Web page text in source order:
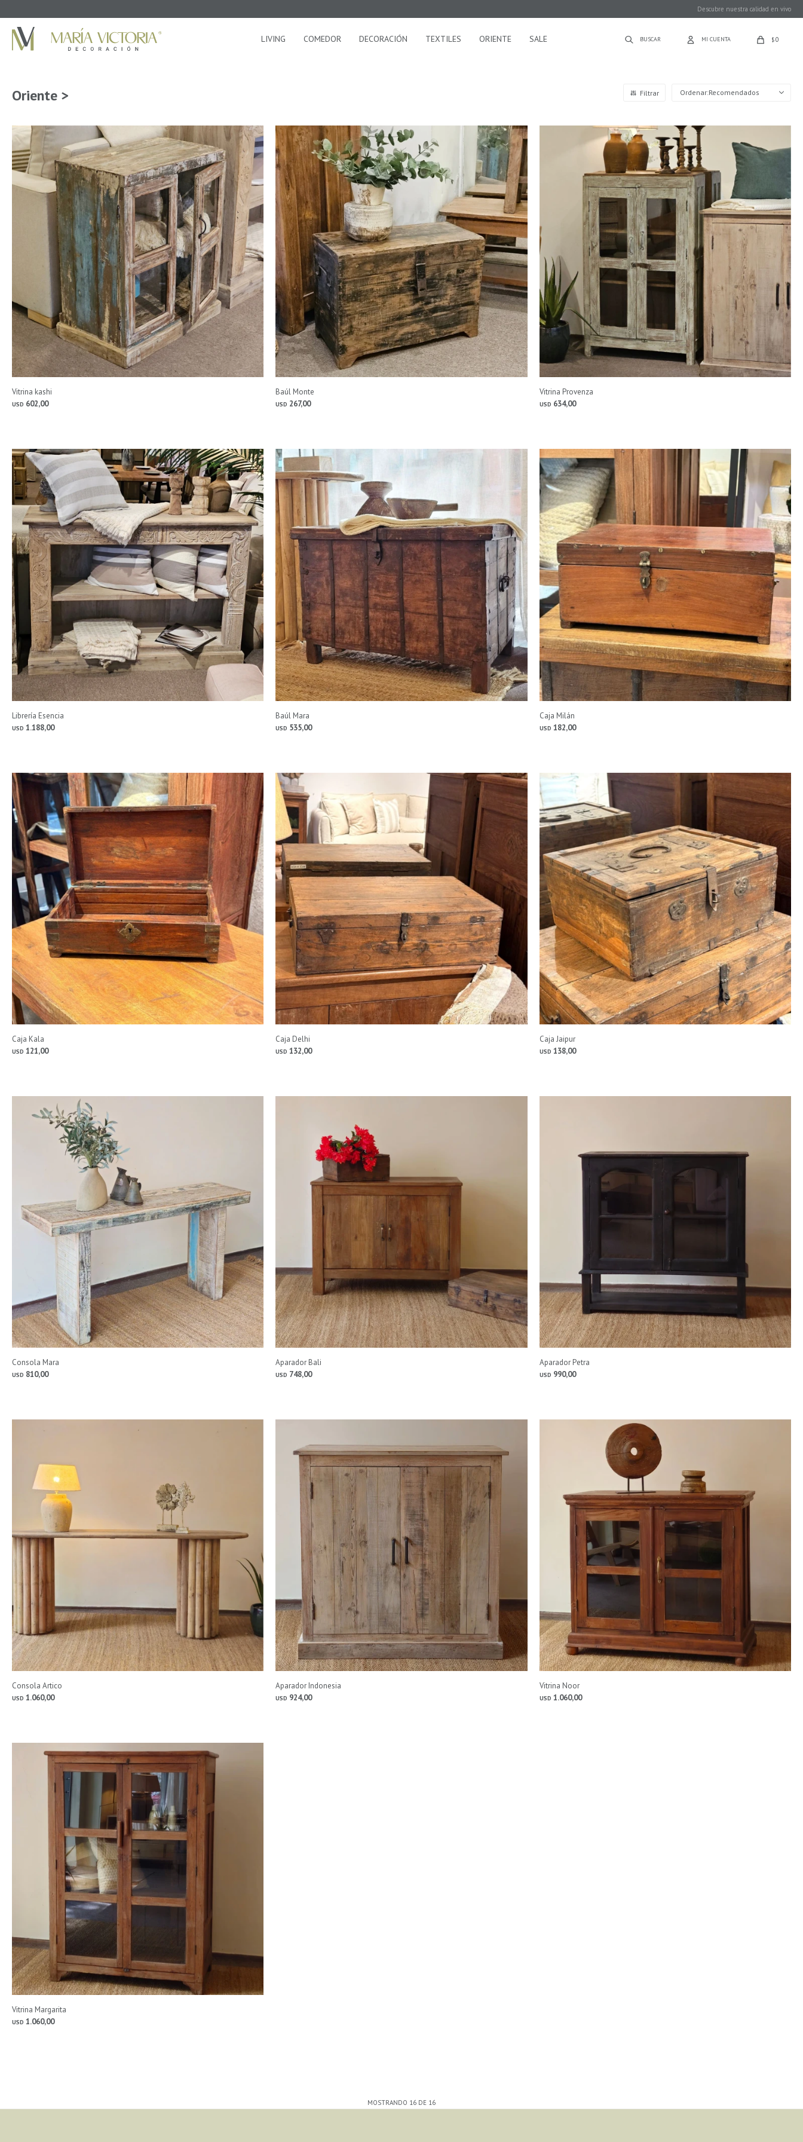
LIVING COMEDOR DECORACIÓN TEXTILES ORIENTE SALE $0
Descubre nuestra calidad en vivo
Oriente > Recomendados
Vitrina kashi
USD 602,00
Baúl Monte
USD 267,00
Vitrina Provenza
USD 634,00
Librería Esencia
USD 1.188,00
Baúl Mara
USD 535,00
Caja Milán
USD 182,00
Caja Kala
USD 121,00
Caja Delhi
USD 132,00
Caja Jaipur
USD 138,00
Consola Mara
USD 810,00
Aparador Bali
USD 748,00
Aparador Petra
USD 990,00
Consola Artico
USD 1.060,00
Aparador Indonesia
USD 924,00
Vitrina Noor
USD 1.060,00
Vitrina Margarita
USD 1.060,00
MOSTRANDO 16 DE 16